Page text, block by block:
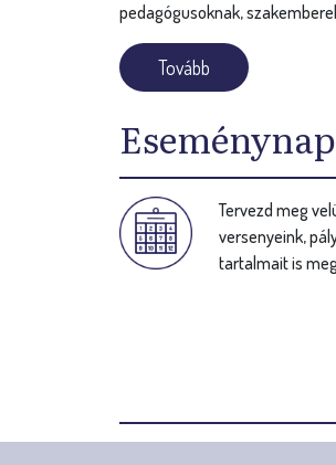
pedagógusoknak,
Tovább
Tervezd meg
versenyeink,
tartalmait is